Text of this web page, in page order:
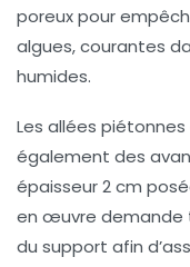
poreux pour
algues, courantes
humides.
Les allées
également des
épaisseur 2 cm
en œuvre demande
du support afin